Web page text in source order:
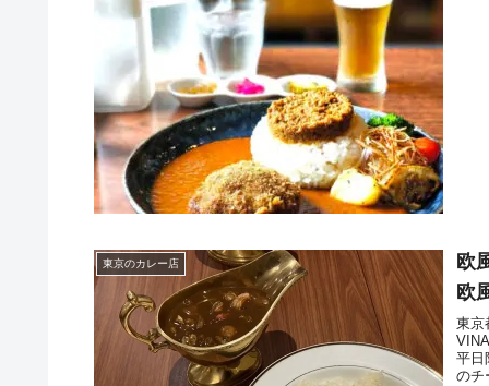
東京のカレー店
欧
欧
東京
平日
のチ